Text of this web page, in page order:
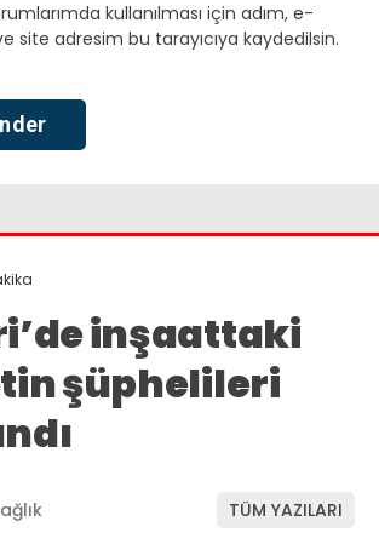
kullanılması için adım, e-
site adresim bu tarayıcıya kaydedilsin.
inşaattaki
şüphelileri
TÜM YAZILARI